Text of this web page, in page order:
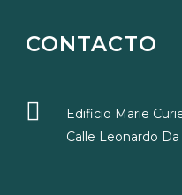
CONTACTO
Edificio Marie
Calle Leonardo Da